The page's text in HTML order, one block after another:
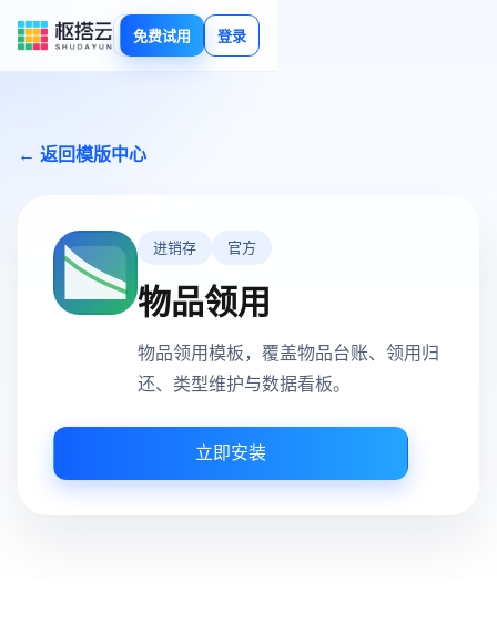
免费试用 登录
← 返回模版中心
进销存 官方
物品领用
物品领用模板，覆盖物品台账、领用归
还、类型维护与数据看板。
立即安装